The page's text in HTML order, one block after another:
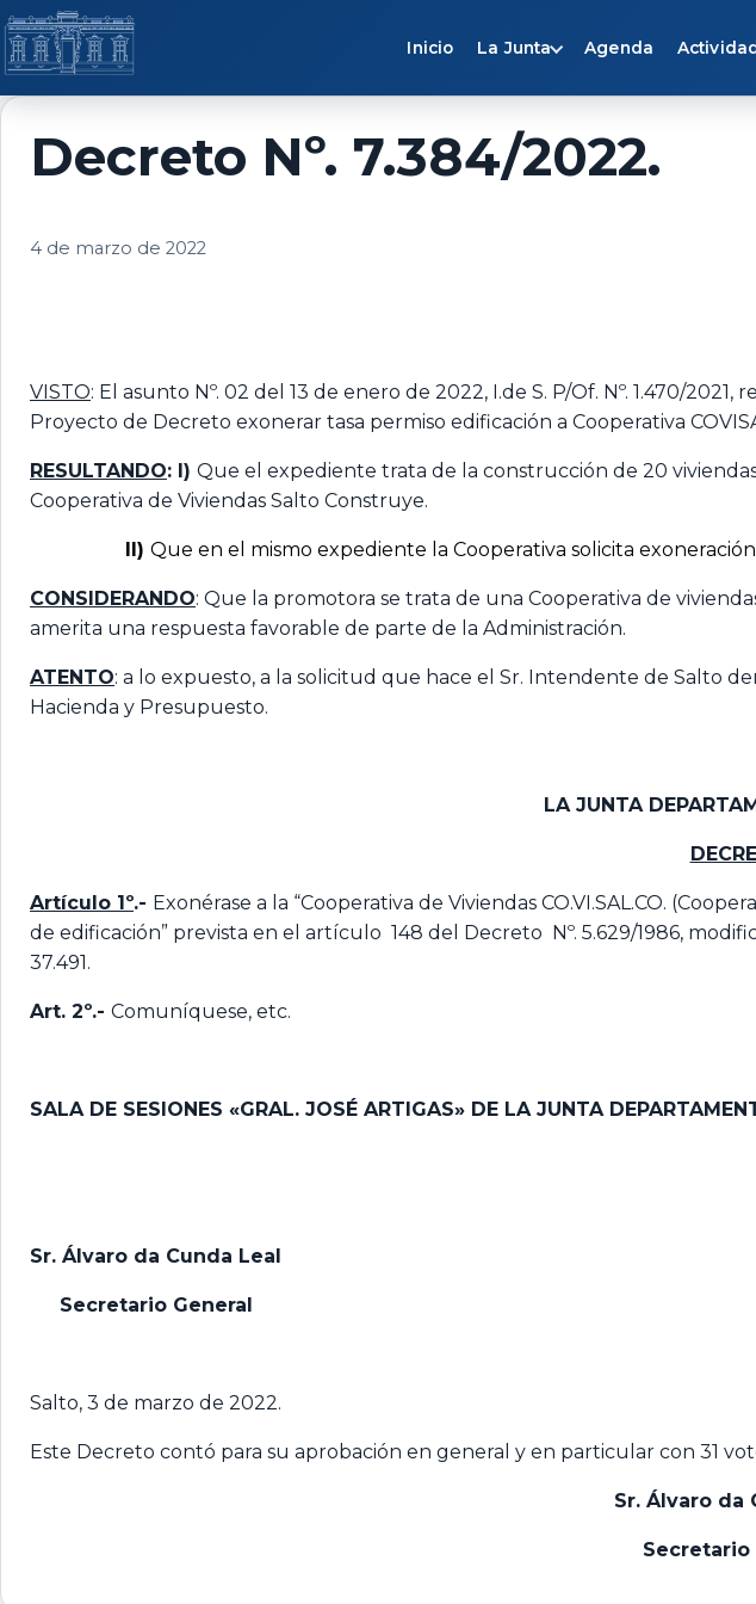
Saltar al contenido
Inicio La Junta Agenda
Decreto Nº. 7.384/2022.
4 de marzo de 2022
VISTO: El asunto Nº. 02 del 13 de enero de 2022, I.de S. P/Of. Nº. 1.470/
Proyecto de Decreto exonerar tasa permiso edificación a Cooperativa
RESULTANDO: I) Que el expediente trata de la construcción de 20
Cooperativa de Viviendas Salto Construye.
II) Que en el mismo expediente la Cooperativa solicita
CONSIDERANDO: Que la promotora se trata de una Cooperativa de
amerita una respuesta favorable de parte de la Administración.
ATENTO: a lo expuesto, a la solicitud que hace el Sr. Intendente de Salto
Hacienda y Presupuesto.
LA JUNTA
Artículo 1º.- Exonérase a la “Cooperativa de Viviendas CO.VI.SAL.CO.
de edificación” prevista en el artículo 148 del Decreto Nº. 5.629/1986,
37.491.
Art. 2º.- Comuníquese, etc.
SALA DE SESIONES «GRAL. JOSÉ ARTIGAS» DE LA JUNTA
Sr. Álvaro da Cunda Leal
Secretario General
Salto, 3 de marzo de 2022.
Este Decreto contó para su aprobación en general y en particular con 31
Sr. Álvaro da
Secretario